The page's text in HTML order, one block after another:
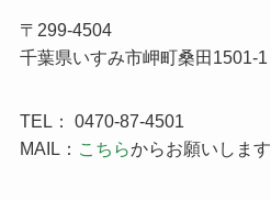
〒299-4504
千葉県いすみ市岬町桑田1501-1
TEL： 0470-87-4501
MAIL： こちらからお願いします